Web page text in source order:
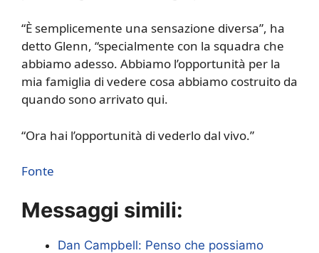
“È semplicemente una sensazione diversa”, ha
detto Glenn, “specialmente con la squadra che
abbiamo adesso. Abbiamo l’opportunità per la
mia famiglia di vedere cosa abbiamo costruito da
quando sono arrivato qui.
“Ora hai l’opportunità di vederlo dal vivo.”
Fonte
Messaggi simili:
Dan Campbell: Penso che possiamo